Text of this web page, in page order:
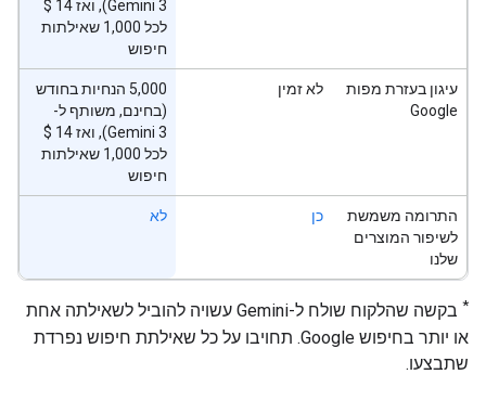
לכל 1,000 שאילתות
חיפוש
עיגון בעזרת מפות
Google
לא זמין
‫5,000 הנחיות בחודש
(בחינם, משותף ל-
לכל 1,000 שאילתות
חיפוש
התרומה משמשת
לשיפור המוצרים
שלנו
כן לא
*
בקשה שהלקוח שולח ל-Gemini עשויה להוביל לשאילתה אחת
או יותר בחיפוש Google. תחויבו על כל שאילתת חיפוש נפרדת
שתבצעו.